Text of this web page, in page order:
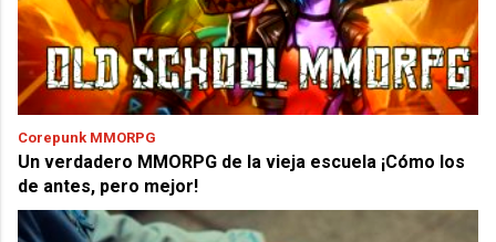
Corepunk MMORPG
Un verdadero MMORPG de la vieja escuela ¡Cómo los
de antes, pero mejor!